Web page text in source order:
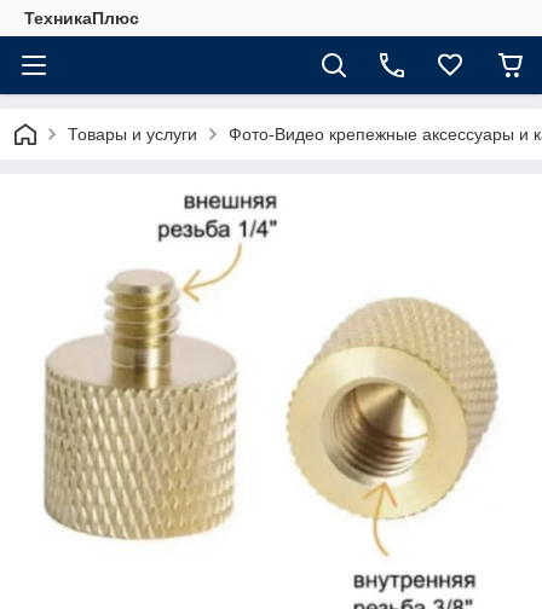
ТехникаПлюс
Товары и услуги Фото-Видео крепежные аксессуары и